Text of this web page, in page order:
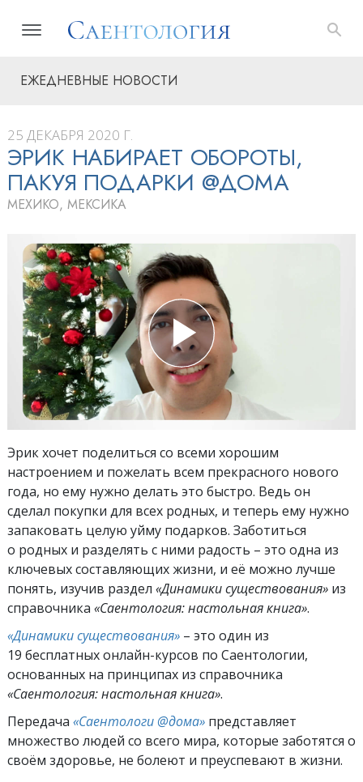
ЕЖЕДНЕВНЫЕ НОВОСТИ
25 ДЕКАБРЯ 2020 Г.
ЭРИК НАБИРАЕТ ОБОРОТЫ,
ПАКУЯ ПОДАРКИ @ДОМА
МЕХИКО, МЕКСИКА
Эрик хочет поделиться со всеми хорошим
настроением и пожелать всем прекрасного нового
года, но ему нужно делать это быстро. Ведь он
сделал покупки для всех родных, и теперь ему нужно
запаковать целую уйму подарков. Заботиться
о родных и разделять с ними радость – это одна из
ключевых составляющих жизни, и её можно лучше
понять, изучив раздел «Динамики существования» из
справочника «Саентология: настольная книга».
«Динамики существования» – это один из
19 бесплатных онлайн-курсов по Саентологии,
основанных на принципах из справочника
«Саентология: настольная книга».
Передача «Саентологи @дома» представляет
множество людей со всего мира, которые заботятся о
своём здоровье, не болеют и преуспевают в жизни.